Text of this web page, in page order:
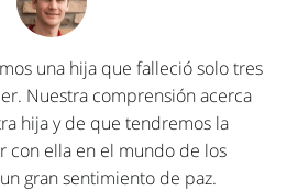
una hija que falleció solo tres
Nuestra comprensión acerca
hija y de que tendremos la
con ella en el mundo de los
gran sentimiento de paz.